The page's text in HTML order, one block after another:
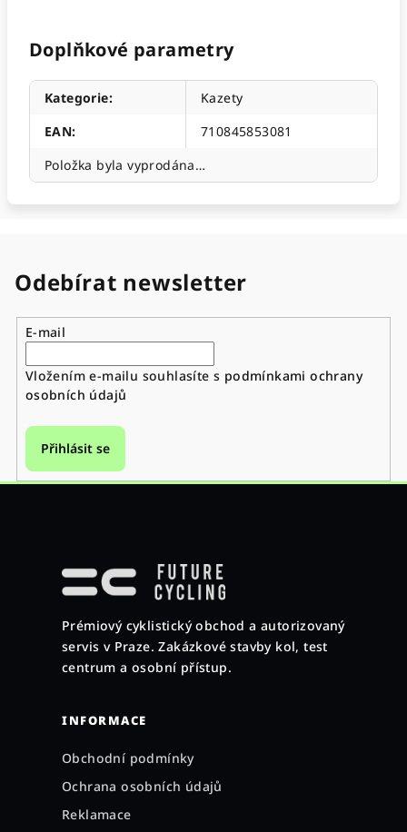
Doplňkové parametry
Kategorie:
Kazety
EAN:
710845853081
Položka byla vyprodána…
Odebírat newsletter
E-mail
Vložením e-mailu souhlasíte s podmínkami ochrany
osobních údajů
Přihlásit se
Prémiový cyklistický obchod a autorizovaný
servis v Praze. Zakázkové stavby kol, test
centrum a osobní přístup.
INFORMACE
Obchodní podmínky
Ochrana osobních údajů
Reklamace